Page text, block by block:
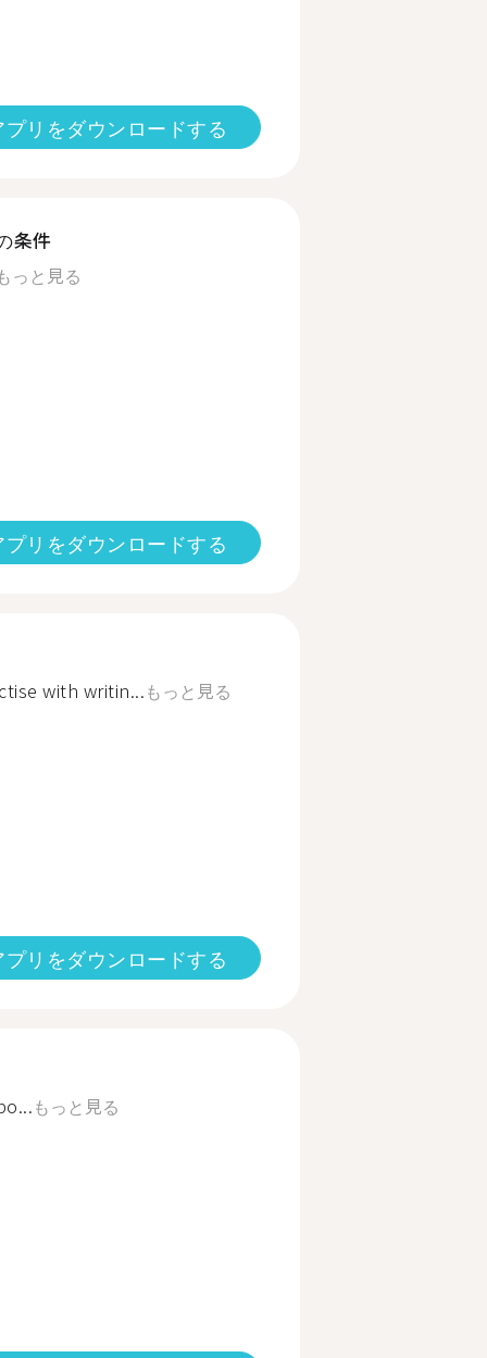
プリをダウンロードする
条件
っと見る
プリをダウンロードする
with writin...もっと見る
プリをダウンロードする
もっと見る